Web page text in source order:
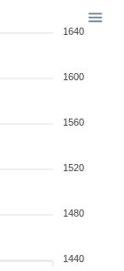
1640
1600
1560
1520
1480
1440